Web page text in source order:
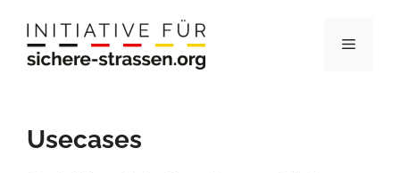
Inhalt
springen
Menü
Usecases